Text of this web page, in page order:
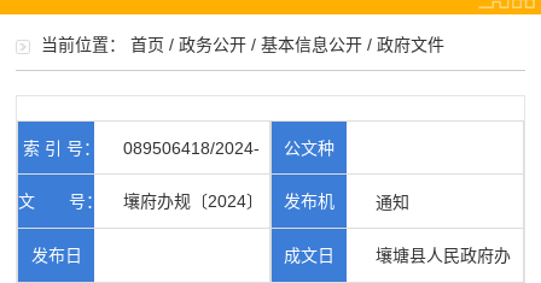
当前位置：首页 /政务公开 /基本信息公开 /政府文件
索 引 号： 089506418/2024-
00412
公文种
类： 通知
文 号： 壤府办规〔2024〕
1号
发布机
构： 壤塘县人民政府办
发布日 成文日